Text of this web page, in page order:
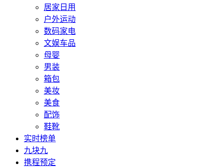
居家日用
户外运动
数码家电
文娱车品
母婴
男装
箱包
美妆
美食
配饰
鞋靴
实时榜单
九块九
携程预定